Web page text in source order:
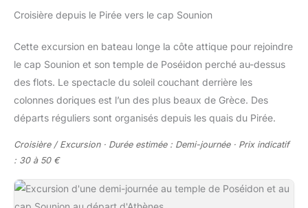
Croisière depuis le Pirée vers le cap Sounion
Cette excursion en bateau longe la côte attique pour rejoindre
le cap Sounion et son temple de Poséidon perché au-dessus
des flots. Le spectacle du soleil couchant derrière les
colonnes doriques est l’un des plus beaux de Grèce. Des
départs réguliers sont organisés depuis les quais du Pirée.
Croisière / Excursion · Durée estimée : Demi-journée · Prix indicatif
: 30 à 50 €